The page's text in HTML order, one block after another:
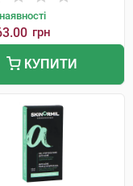
грн
КУПИТИ